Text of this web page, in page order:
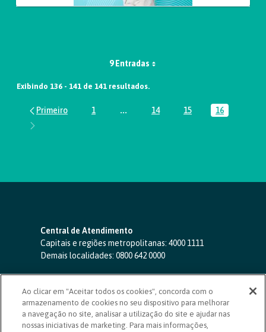
9 Entradas
Exibindo 136 - 141 de 141 resultados.
Página
1 ...Páginas intermediárias Usar ABA
Página
14 Página
15 Página
16
Central de Atendimento
Capitais e regiões metropolitanas: 4000 1111
Demais localidades: 0800 642 0000
SAC 24 horas-0800 724 4420
Ouvidoria
0800 725 0996
(de segunda a sexta, das 8h às 20h)
ouvidoriasicoob.com.br
Ao clicar em "Aceitar todos os cookies", concorda com o
armazenamento de cookies no seu dispositivo para melhorar
a navegação no site, analisar a utilização do site e ajudar nas
nossas iniciativas de marketing. Para mais informações,